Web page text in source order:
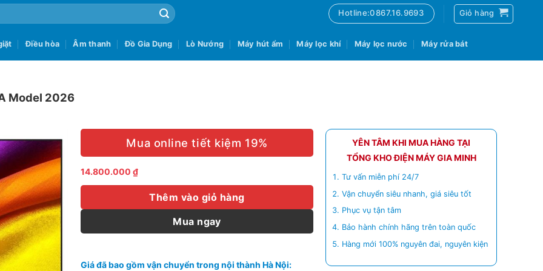
Hotline:0867.16.9693 Giỏ hàng
Điều hòa Âm thanh Đồ Gia Dụng Lò Nướng Máy hút ẩm Máy lọc khí Máy lọc nước Máy rửa bát
Model 2026
Mua online tiết kiệm 19%
14.800.000 ₫
Thêm vào giỏ hàng
Mua ngay
Giá đã bao gồm vận chuyển trong nội thành Hà Nội:
YÊN TÂM KHI MUA HÀNG TẠI
TỔNG KHO ĐIỆN MÁY GIA MINH
Tư vấn miễn phí 24/7
Vận chuyển siêu nhanh, giá siêu tốt
Phục vụ tận tâm
Bảo hành chính hãng trên toàn quốc
Hàng mới 100% nguyên đai, nguyên kiện